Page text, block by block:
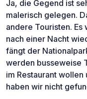
Ja, die Gegend ist
malerisch gelegen.
andere Touristen.
nach einer Nacht
fängt der
werden busseweise
im Restaurant
haben wir nicht